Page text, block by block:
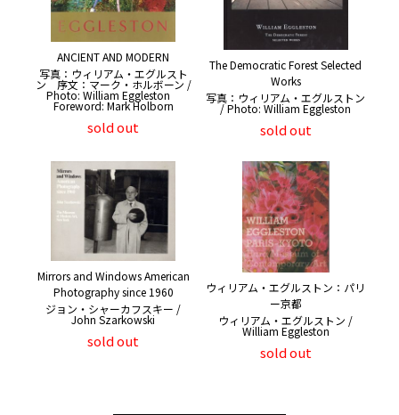
ANCIENT AND MODERN
写真：ウィリアム・エグルスト
ン 序文：マーク・ホルボーン /
Photo: William Eggleston
Foreword: Mark Holborn
sold out
The Democratic Forest Selected
Works
写真：ウィリアム・エグルストン
/ Photo: William Eggleston
sold out
Mirrors and Windows American
Photography since 1960
ジョン・シャーカフスキー /
John Szarkowski
sold out
ウィリアム・エグルストン：パリ
ー京都
ウィリアム・エグルストン /
William Eggleston
sold out